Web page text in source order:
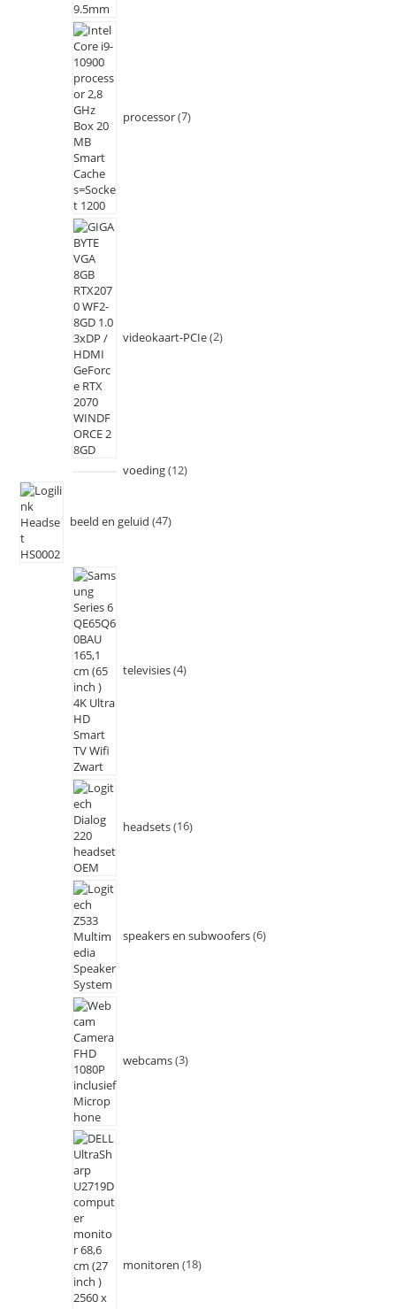
processor 7
videokaart-PCIe 2
voeding 12
beeld en geluid 47
televisies 4
headsets 16
speakers en subwoofers 6
webcams 3
monitoren 18